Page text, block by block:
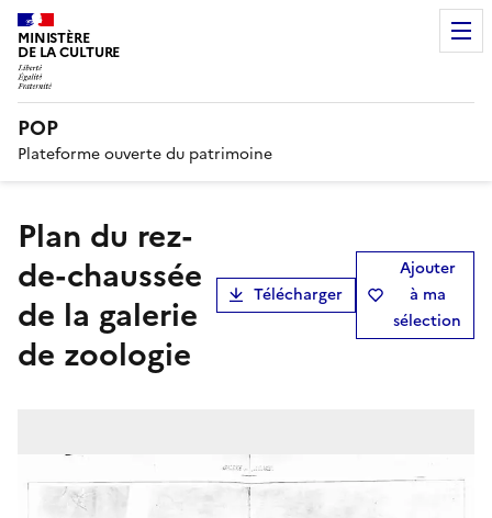
MINISTÈRE
DE LA CULTURE
POP
Plateforme ouverte du patrimoine
Plan du rez-
de-chaussée
de la galerie
de zoologie
Télécharger
Ajouter
à ma
sélection